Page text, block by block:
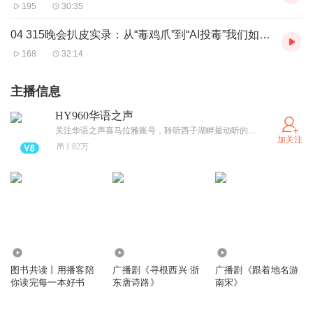
195 30:35
04 315晚会扒皮实录：从“毒鸡爪”到“AI投毒”我们如何守护自己的钱包与安全
168 32:14
主播信息
HY960华语之声
关注华语之声喜马拉雅账号，聆听西子湖畔最动听的好声音~栏目联合制作欢迎联系我们~
1.82万
加关注
图书共读丨用播客陪
你读完每一本好书
广播剧《寻根西兴·浙
东唐诗路》
广播剧《跟着地名游
南宋》